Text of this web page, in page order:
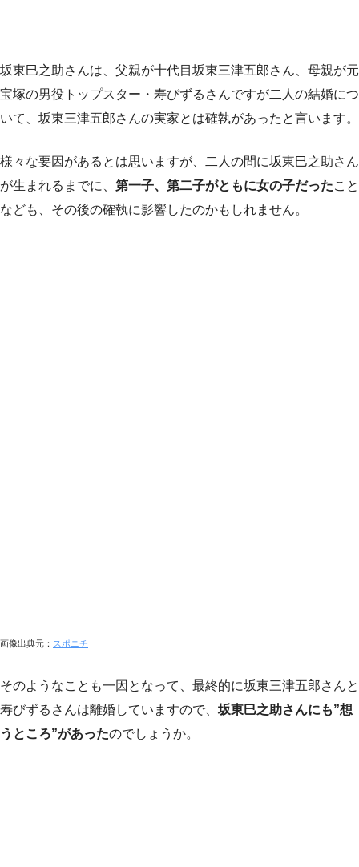
坂東巳之助さんは、父親が十代目坂東三津五郎さん、母親が元
宝塚の男役トップスター・寿びずるさんですが二人の結婚につ
いて、坂東三津五郎さんの実家とは確執があったと言います。
様々な要因があるとは思いますが、二人の間に坂東巳之助さん
が生まれるまでに、 第一子、第二子がともに女の子だったこと
なども、その後の確執に影響したのかもしれません。
画像出典元： スポニチ
そのようなことも一因となって、最終的に坂東三津五郎さんと
寿びずるさんは離婚していますので、 坂東巳之助さんにも”想
うところ”があったのでしょうか。